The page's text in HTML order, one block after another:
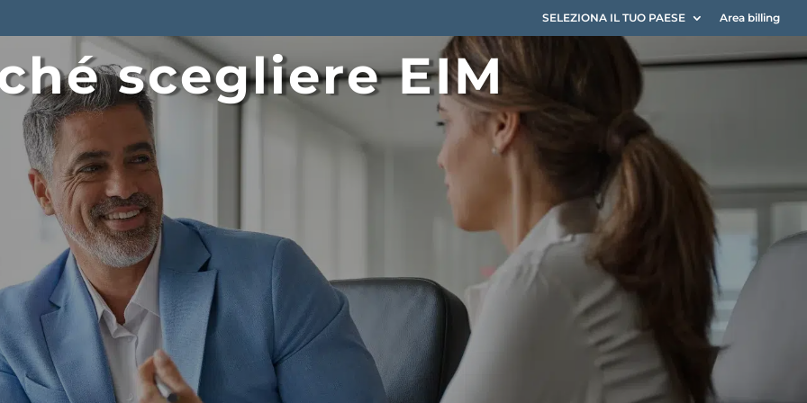
SELEZIONA IL TUO PAESE Area billing
scegliere EIM
Il valore della Community